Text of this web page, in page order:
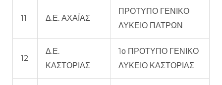
11 Δ.Ε. ΑΧΑΪΑΣ
ΠΡΟΤΥΠΟ ΓΕΝΙΚΟ
ΛΥΚΕΙΟ ΠΑΤΡΩΝ
12
Δ.Ε.
ΚΑΣΤΟΡΙΑΣ
1ο ΠΡΟΤΥΠΟ ΓΕΝΙΚΟ
ΛΥΚΕΙΟ ΚΑΣΤΟΡΙΑΣ